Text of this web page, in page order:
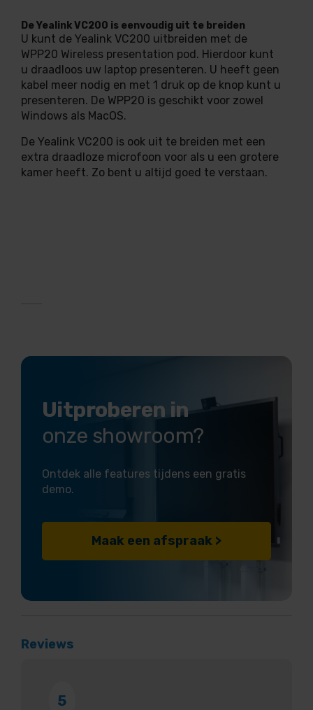
De Yealink VC200 is eenvoudig uit te breiden
U kunt de Yealink VC200 uitbreiden met de
WPP20 Wireless presentation pod. Hierdoor kunt
u draadloos uw laptop presenteren. U heeft geen
kabel meer nodig en met 1 druk op de knop kunt u
presenteren. De WPP20 is geschikt voor zowel
Windows als MacOS.
De Yealink VC200 is ook uit te breiden met een
extra draadloze microfoon voor als u een grotere
kamer heeft. Zo bent u altijd goed te verstaan.
Uitproberen in
onze showroom?
Ontdek alle features tijdens een gratis
demo.
Maak een afspraak >
Reviews
5